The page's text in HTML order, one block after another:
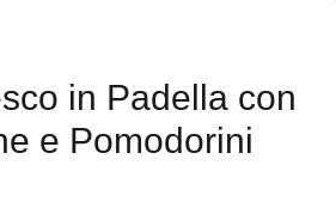
in Padella con
e Pomodorini